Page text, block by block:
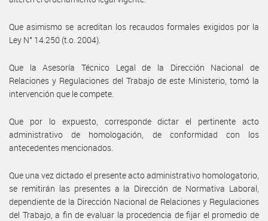
Que asimismo se acreditan los recaudos formales exigidos por la
Ley N° 14.250 (t.o. 2004).
Que la Asesoría Técnico Legal de la Dirección Nacional de
Relaciones y Regulaciones del Trabajo de este Ministerio, tomó la
intervención que le compete.
Que por lo expuesto, corresponde dictar el pertinente acto
administrativo de homologación, de conformidad con los
antecedentes mencionados.
Que una vez dictado el presente acto administrativo homologatorio,
se remitirán las presentes a la Dirección de Normativa Laboral,
dependiente de la Dirección Nacional de Relaciones y Regulaciones
del Trabajo, a fin de evaluar la procedencia de fijar el promedio de